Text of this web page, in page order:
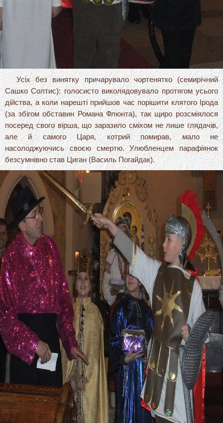
Усіх без винятку причарувало чортенятко (семирічний
Сашко Солтис): голосисто виколядовувало протягом усього
дійства, а коли нарешті прийшов час порішити клятого Ірода
(за збігом обставин Романа Флюнта), так щиро розсміялося
посеред свого вірша, що заразило сміхом не лише глядачів,
але й самого Царя, котрий помирав, мало не
насолоджуючись своєю смертю. Улюбленцем парафіянок
безсумнівно став Циган (Василь Погайдак).